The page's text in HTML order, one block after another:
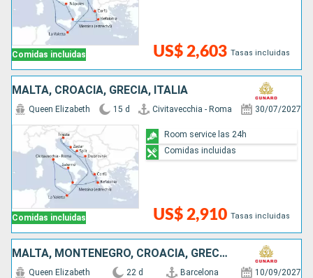
Comidas incluidas US$ 2,603 Tasas incluidas
MALTA, CROACIA, GRECIA, ITALIA
Comidas incluidas
Queen Elizabeth 15 d Civitavecchia - Roma 30/07/2027
US$ 2,910 Tasas incluidas
Room service las 24h
Comidas incluidas
MALTA, MONTENEGRO, CROACIA, GRECIA, ITALIA, FRANCIA, ESPAÑA
Queen Elizabeth 22 d Barcelona 10/09/2027